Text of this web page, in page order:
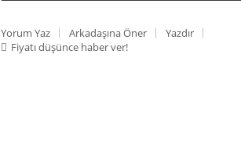
Yorum Yaz Arkadaşına Öner
Yazdır
Fiyatı düşünce haber ver!